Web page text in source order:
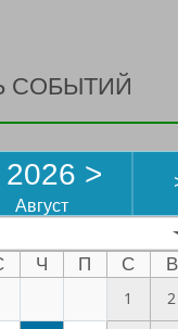
СОБЫТИЙ
2026 >
Август
Ч П С
В
1
2